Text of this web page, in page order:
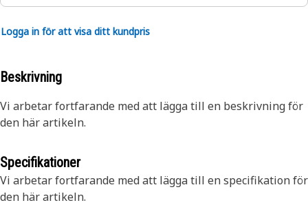
Logga in för att visa ditt kundpris
Beskrivning
Vi arbetar fortfarande med att lägga till en beskrivning för
den här artikeln.
Specifikationer
Vi arbetar fortfarande med att lägga till en specifikation för
den här artikeln.